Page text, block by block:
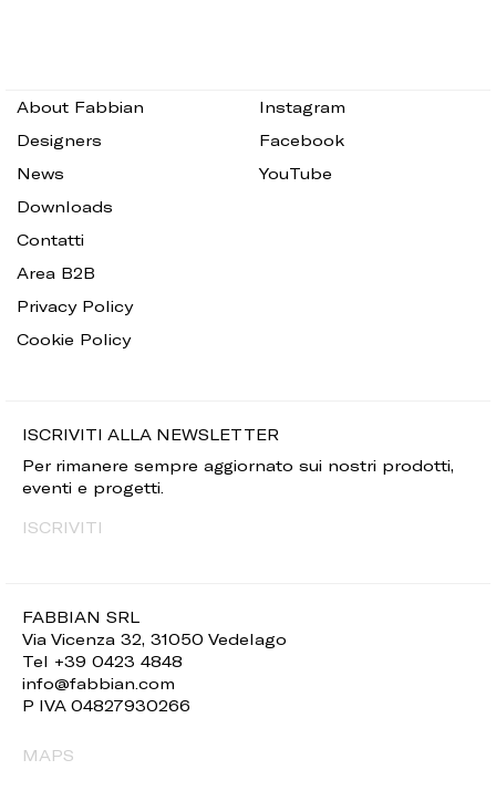
FABBIAN SRL
Via Vicenza 32, 31050 Vedelago
Tel +39 0423 4848
info@fabbian.com
P IVA 04827930266
MAPS
About Fabbian
Designers
News
Downloads
Contatti
Area B2B
Privacy Policy
Cookie Policy
Instagram
Facebook
YouTube
ISCRIVITI ALLA NEWSLETTER
Per rimanere sempre aggiornato sui nostri prodotti,
eventi e progetti.
ISCRIVITI